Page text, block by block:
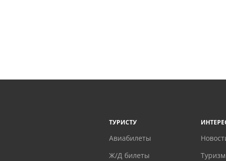
ТУРИСТУ
Авиабилеты
Ж/Д билеты